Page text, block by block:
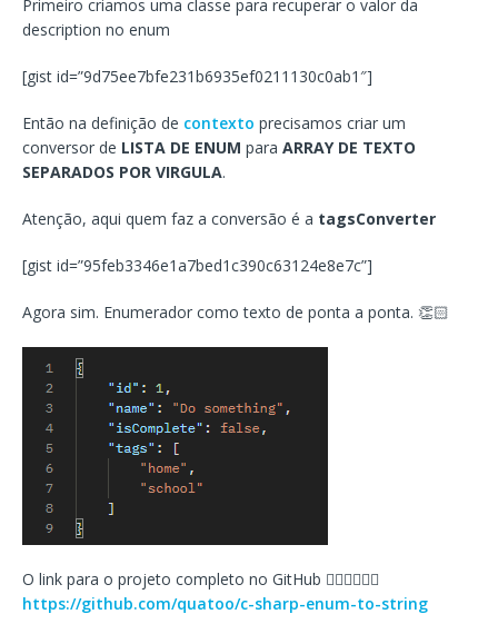
Primeiro criamos uma classe para recuperar o valor da
description no enum
[gist id=”9d75ee7bfe231b6935ef0211130c0ab1″]
Então na definição de contexto precisamos criar um
conversor de LISTA DE ENUM para ARRAY DE TEXTO
SEPARADOS POR VIRGULA.
Atenção, aqui quem faz a conversão é a tagsConverter
[gist id=”95feb3346e1a7bed1c390c63124e8e7c”]
Agora sim. Enumerador como texto de ponta a ponta. 👏🏻
O link para o projeto completo no GitHub 👇🏻👇🏻👇🏻
https://github.com/quatoo/c-sharp-enum-to-string